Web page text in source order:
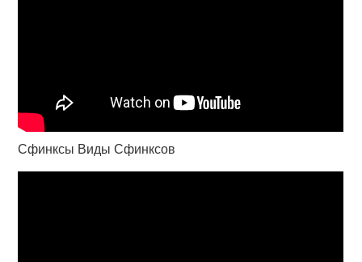
Сфинксы Виды Сфинксов